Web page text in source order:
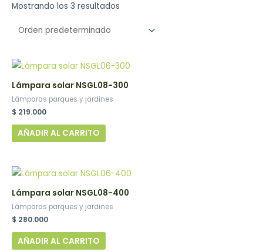
Mostrando los 3 resultados
Lámpara solar NSGL08-300
Lámparas parques y jardines
$ 219.000
AÑADIR AL CARRITO
Lámpara solar NSGL08-400
Lámparas parques y jardines
$ 280.000
AÑADIR AL CARRITO